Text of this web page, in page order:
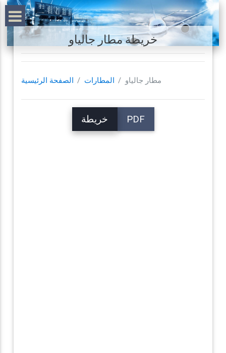
خريطة مطار جالياو
الصفحة الرئيسية المطارات مطار جالياو
خريطة PDF